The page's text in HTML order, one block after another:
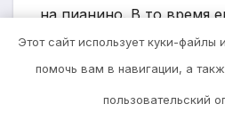
на пианино. В то время
принимал всерьез, но
Этот сайт использует куки-файлы
помочь вам в навигации, а
пользовательский